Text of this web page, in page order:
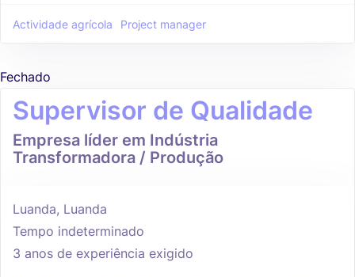
Actividade agrícola Project manager
Fechado
Supervisor de Qualidade
Empresa líder em Indústria
Transformadora / Produção
Luanda, Luanda
Tempo indeterminado
3 anos de experiência exigido